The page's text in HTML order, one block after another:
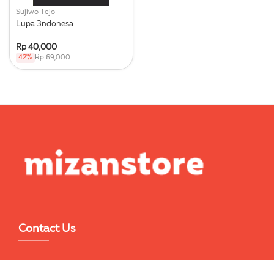
Sujiwo Tejo
Lupa 3ndonesa
Rp 40,000
42% Rp 69,000
Contact Us